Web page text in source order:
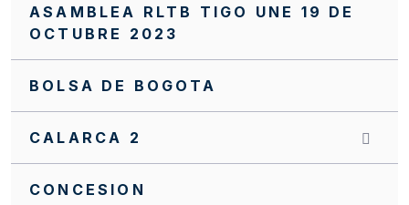
ASAMBLEA RLTB TIGO UNE 19 DE
OCTUBRE 2023
BOLSA DE BOGOTA
CALARCA 2
CONCESION